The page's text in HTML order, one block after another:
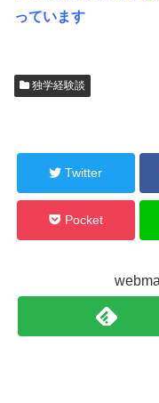
っています
独学経験談
Twitter
Pocket